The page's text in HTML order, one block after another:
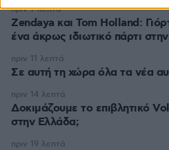
Zendaya και Tom Holland:
ένα άκρως ιδιωτικό πάρτι
πριν 7 λεπτά
Σε αυτή τη χώρα όλα τα νέα
πριν 11 λεπτά
Δοκιμάζουμε το επιβλητικό
στην Ελλάδα;
πριν 14 λεπτά
πριν 19 λεπτά